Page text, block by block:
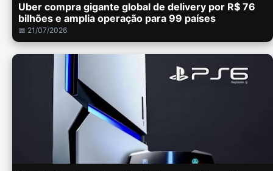
Uber compra gigante global de delivery por R$ 76
bilhões e amplia operação para 99 países
📅 21/07/2026